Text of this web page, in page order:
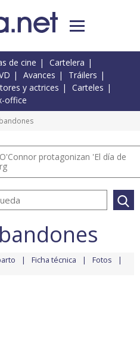
de cine
Cartelera
Avances
Tráilers
y actrices
Carteles
office
protagonizan 'El día de
Ficha técnica Fotos